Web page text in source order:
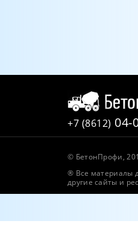
+7 (8612) 04-
© БетонПрофи,
® Все материалы
другие сайты и